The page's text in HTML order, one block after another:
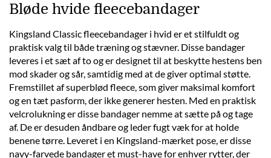
Bløde hvide fleecebandager
Kingsland Classic fleecebandager i hvid er et stilfuldt og
praktisk valg til både træning og stævner. Disse bandager
leveres i et sæt af to og er designet til at beskytte hestens ben
mod skader og sår, samtidig med at de giver optimal støtte.
Fremstillet af superblød fleece, som giver maksimal komfort
og en tæt pasform, der ikke generer hesten. Med en praktisk
velcrolukning er disse bandager nemme at sætte på og tage
af. De er desuden åndbare og leder fugt væk for at holde
benene tørre. Leveret i en Kingsland-mærket pose, er disse
navy-farvede bandager et must-have for enhver rytter, der